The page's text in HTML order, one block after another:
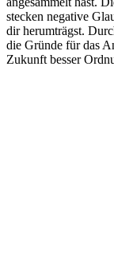
stecken negative
dir herumträgst.
die Gründe für das
Zukunft besser